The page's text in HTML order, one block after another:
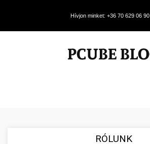
Hívjon minket: +36 70 629 06 90
RÓLUNK